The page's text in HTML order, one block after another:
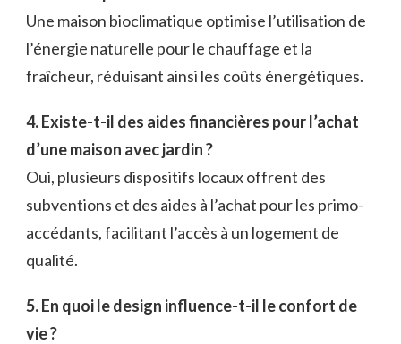
Une maison bioclimatique optimise l’utilisation de
l’énergie naturelle pour le chauffage et la
fraîcheur, réduisant ainsi les coûts énergétiques.
4. Existe-t-il des aides financières pour l’achat
d’une maison avec jardin ?
Oui, plusieurs dispositifs locaux offrent des
subventions et des aides à l’achat pour les primo-
accédants, facilitant l’accès à un logement de
qualité.
5. En quoi le design influence-t-il le confort de
vie ?